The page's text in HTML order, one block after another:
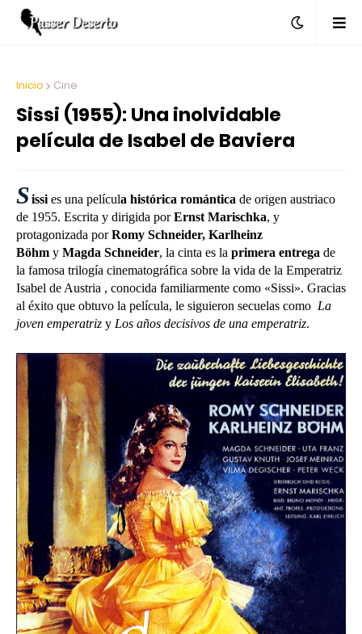
Inicio Cine
Sissi (1955): Una inolvidable
película de Isabel de Baviera
Sissi es una película histórica romántica de origen austriaco
de 1955. Escrita y dirigida porErnst Marischka, y
protagonizada porRomy Schneider, Karlheinz
Böhm y Magda Schneider, la cinta es la primera entrega de
la famosa trilogía cinematográfica sobre la vida de la Emperatriz
Isabel de Austria , conocida familiarmente como «Sissi». Gracias
al éxito que obtuvo la película, le siguieron secuelas como La
joven emperatriz y Los años decisivos de una emperatriz.